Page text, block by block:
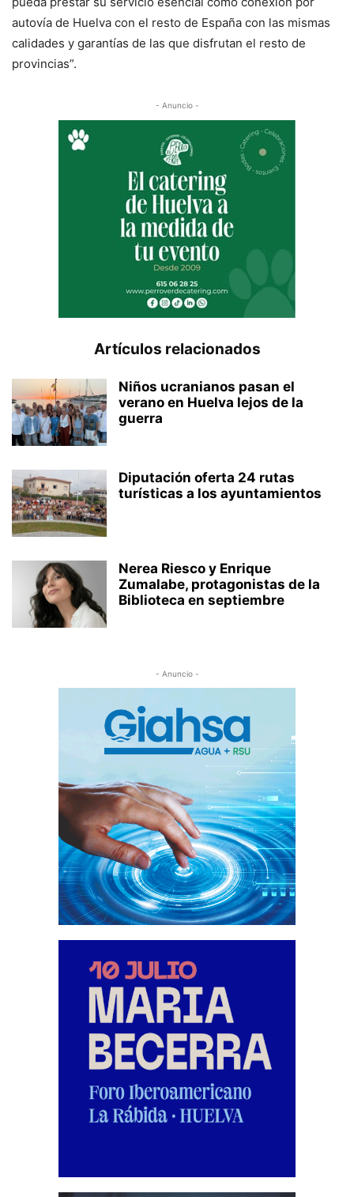
autovía de Huelva con el resto de España con las mismas
calidades y garantías de las que disfrutan el resto de
provincias”.
- Anuncio -
Artículos relacionados
Niños ucranianos pasan el
verano en Huelva lejos de la
guerra
Diputación oferta 24 rutas
turísticas a los ayuntamientos
Nerea Riesco y Enrique
Zumalabe, protagonistas de la
Biblioteca en septiembre
- Anuncio -